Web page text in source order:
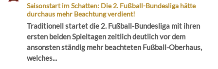
Saisonstart im Schatten: Die 2. Fußball-Bundesliga hätte
durchaus mehr Beachtung verdient!
Traditionell startet die 2. Fußball-Bundesliga mit ihren
ersten beiden Spieltagen zeitlich deutlich vor dem
ansonsten ständig mehr beachteten Fußball-Oberhaus,
welches...